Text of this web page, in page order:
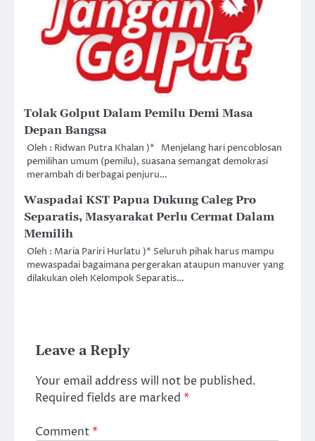
Tolak Golput Dalam Pemilu Demi Masa
Depan Bangsa
Oleh : Ridwan Putra Khalan )* Menjelang hari pencoblosan
pemilihan umum (pemilu), suasana semangat demokrasi
merambah di berbagai penjuru…
Waspadai KST Papua Dukung Caleg Pro
Separatis, Masyarakat Perlu Cermat Dalam
Memilih
Oleh : Maria Pariri Hurlatu )* Seluruh pihak harus mampu
mewaspadai bagaimana pergerakan ataupun manuver yang
dilakukan oleh Kelompok Separatis…
Leave a Reply
Your email address will not be published.
Required fields are marked *
Comment*